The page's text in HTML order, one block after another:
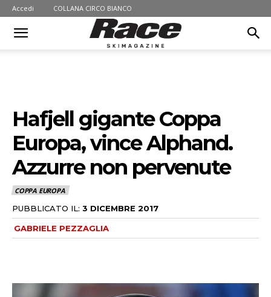
Accedi COLLANA CIRCO BIANCO
Hafjell gigante Coppa
Europa, vince Alphand.
Azzurre non pervenute
COPPA EUROPA
PUBBLICATO IL: 3 DICEMBRE 2017
GABRIELE PEZZAGLIA